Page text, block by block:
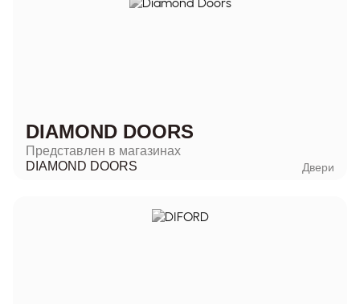
DIAMOND DOORS
Представлен в магазинах
DIAMOND DOORS
Двери